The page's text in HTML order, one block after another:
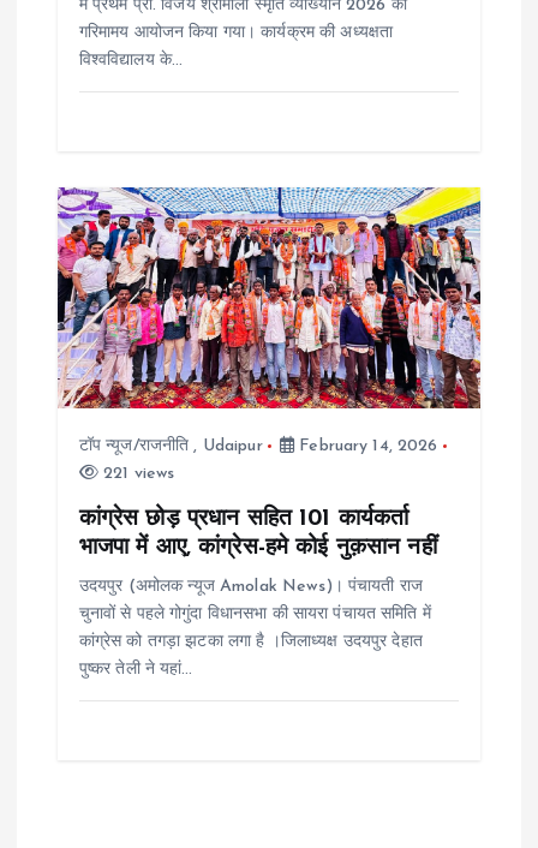
में प्रथम प्रो. विजय श्रीमाली स्मृति व्याख्यान 2026 का
गरिमामय आयोजन किया गया। कार्यक्रम की अध्यक्षता
विश्वविद्यालय के…
टॉप न्यूज/राजनीति , Udaipur
February 14, 2026
221 views
कांग्रेस छोड़ प्रधान सहित 101 कार्यकर्ता
भाजपा में आए, कांग्रेस-हमे कोई नुक़सान नहीं
उदयपुर (अमोलक न्यूज Amolak News)। पंचायती राज
चुनावों से पहले गोगुंदा विधानसभा की सायरा पंचायत समिति में
कांग्रेस को तगड़ा झटका लगा है ।जिलाध्यक्ष उदयपुर देहात
पुष्कर तेली ने यहां…